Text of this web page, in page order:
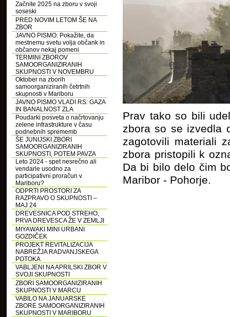
Začnite 2025 na zboru v svoji
soseski
PRED NOVIM LETOM ŠE NA
ZBOR
JAVNO PISMO: Pokažite, da
mestnemu svetu volja občank in
občanov nekaj pomeni
TERMINI ZBOROV
SAMOORGANIZIRANIH
SKUPNOSTI V NOVEMBRU
Oktober na zborih
samoorganiziranih četrtnih
skupnosti v Mariboru
JAVNO PISMO VLADI RS: GAZA
IN BANALNOST ZLA
Poudarki posveta o načrtovanju
zelene infrastrukture v času
podnebnih sprememb
ŠE JUNIJSKI ZBORI
SAMOORGANIZIRANIH
SKUPNOSTI, POTEM PAVZA
Leto 2024 - spet nesrečno ali
vendarle usodno za
participativni proračun v
Mariboru?
ODPRTI PROSTORI ZA
RAZPRAVO O SKUPNOSTI –
MAJ 24
DREVESNICA POD STREHO,
PRVA DREVESCA ŽE V ZEMLJI
MIYAWAKI MINI URBANI
GOZDIČEK
PROJEKT REVITALIZACIJA
NABREŽJA RADVANJSKEGA
POTOKA
VABLJENI NA APRILSKI ZBOR V
SVOJI SKUPNOSTI
ZBORI SAMOORGANIZIRANIH
SKUPNOSTI V MARCU
VABILO NA JANUARSKE
ZBORE SAMOORGANIZIRANIH
SKUPNOSTI V MARIBORU
Prav tako so bili
zbora so se izvedla
zagotovili materiali
zbora pristopili k
Da bi bilo delo čim
Maribor - Pohorje.